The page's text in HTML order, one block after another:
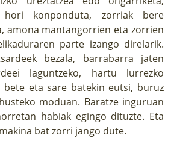
hori konponduta, zorriak bere
amona mantangorrien eta zorrien
parte izango direlarik.
bezala, barrabarra jaten
laguntzeko, hartu lurrezko
eta sare batekin eutsi, buruz
moduan. Baratze inguruan
habiak egingo dituzte. Eta
bat zorri jango dute.